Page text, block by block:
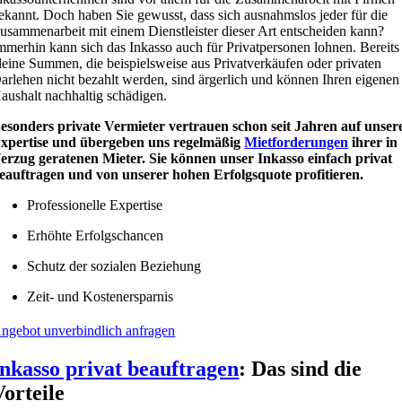
Doch haben Sie gewusst, dass sich ausnahmslos jeder für die
mit einem Dienstleister dieser Art entscheiden kann?
kann sich das Inkasso auch für Privatpersonen lohnen. Bereits
Summen, die beispielsweise aus Privatverkäufen oder privaten
nicht bezahlt werden, sind ärgerlich und können Ihren eigenen
nachhaltig schädigen.
private Vermieter vertrauen schon seit Jahren auf
und übergeben uns regelmäßigMietforderungen ihrer in
geratenen Mieter. Sie können unser Inkasso einfach privat
und von unserer hohen Erfolgsquote profitieren.
Professionelle Expertise
Erhöhte Erfolgschancen
Schutz der sozialen Beziehung
Zeit- und Kostenersparnis
unverbindlich anfragen
privat beauftragen: Das sind die